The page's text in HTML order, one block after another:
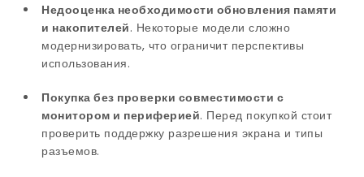
Недооценка необходимости обновления памяти
и накопителей. Некоторые модели сложно
модернизировать, что ограничит перспективы
использования.
Покупка без проверки совместимости с
монитором и периферией. Перед покупкой стоит
проверить поддержку разрешения экрана и типы
разъемов.